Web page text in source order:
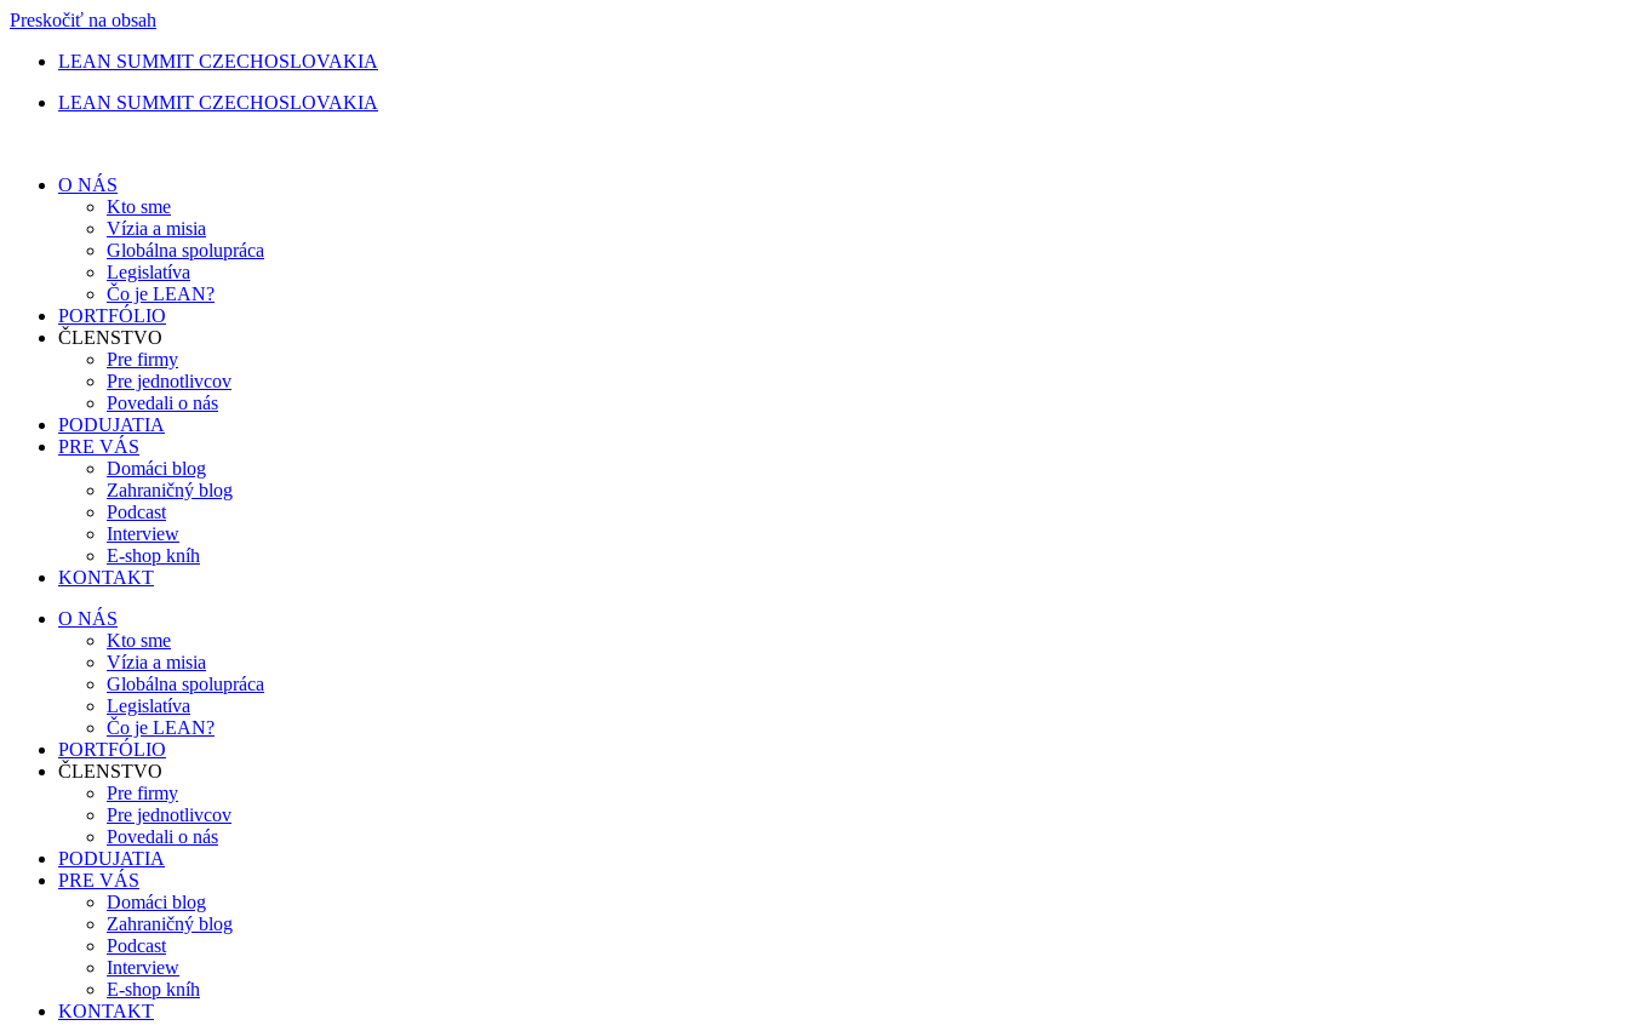
Preskočiť na obsah
LEAN SUMMIT CZECHOSLOVAKIA
LEAN SUMMIT CZECHOSLOVAKIA
O NÁS
Kto sme
Vízia a misia
Globálna spolupráca
Legislatíva
Čo je LEAN?
PORTFÓLIO
ČLENSTVO
Pre firmy
Pre jednotlivcov
Povedali o nás
PODUJATIA
PRE VÁS
Domáci blog
Zahraničný blog
Podcast
Interview
E-shop kníh
KONTAKT
O NÁS
Kto sme
Vízia a misia
Globálna spolupráca
Legislatíva
Čo je LEAN?
PORTFÓLIO
ČLENSTVO
Pre firmy
Pre jednotlivcov
Povedali o nás
PODUJATIA
PRE VÁS
Domáci blog
Zahraničný blog
Podcast
Interview
E-shop kníh
KONTAKT